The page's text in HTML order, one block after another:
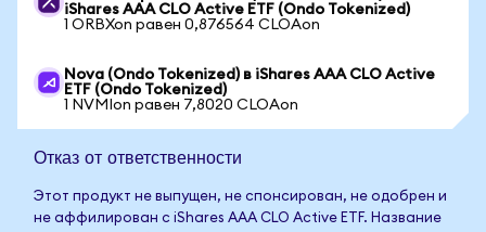
iShares AAA CLO Active ETF (Ondo Tokenized)
1 ORBXon равен 0,876564 CLOAon
Nova (Ondo Tokenized) в iShares AAA CLO Active
ETF (Ondo Tokenized)
1 NVMIon равен 7,8020 CLOAon
Отказ от ответственности
Этот продукт не выпущен, не спонсирован, не одобрен и
не аффилирован с iShares AAA CLO Active ETF. Название